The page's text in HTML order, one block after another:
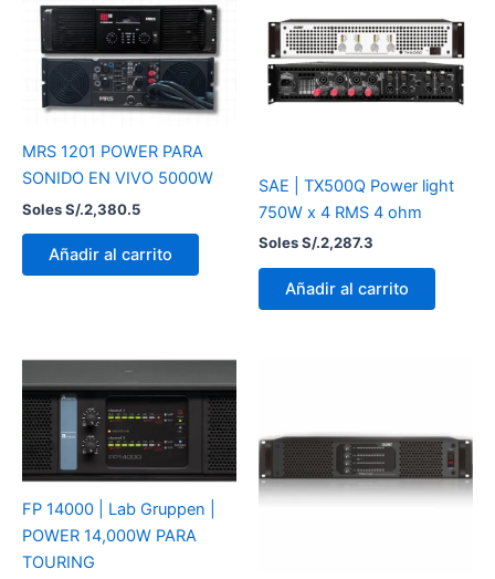
MRS 1201 POWER PARA
SONIDO EN VIVO 5000W
Soles S/.2,380.5
Añadir al carrito
SAE | TX500Q Power light
750W x 4 RMS 4 ohm
Soles S/.2,287.3
Añadir al carrito
FP 14000 | Lab Gruppen |
POWER 14,000W PARA
TOURING